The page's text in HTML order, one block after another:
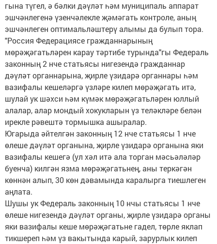
гына түгел, ә бәлки дәүләт һәм муниципаль аппарат
эшчәнлегенә үзенчәлекле җәмәгать контроле, аның
эшчәнлеген оптимальләштерү алымы да булып тора.
"Россия Федерациясе гражданнарының
мөрәҗәгатьләрен карау тәртибе турында"гы Федераль
законның 2 нче статьясы нигезендә гражданнар
дәүләт органнарына, җирле үзидарә органнары һәм
вазифалы кешеләргә үзләре килеп мөрәҗәгать итә,
шулай ук шәхси һәм күмәк мөрәҗәгатьләрен юллый
алалар, алар мондый хокукларын үз теләкләре белән
ирекле рәвештә тормышка ашыралар.
Югарыда әйтелгән законның 12 нче статьясы 1 нче
өлеше дәүләт органына, җирле үзидарә органына яки
вазифалы кешегә (ул хәл итә ала торган мәсьәләләр
буенча) килгән язма мөрәҗәгатьнең, аны теркәгән
көннән алып, 30 көн дәвамында каралырга тиешлеген
аңлата.
Шушы ук Федераль законның 10 нчы статьясы 1 нче
өлеше нигезендә дәүләт органы, җирле үзидарә органы
яки вазифалы кеше мөрәҗәгатьне гадел, төрле яклап
тикшереп һәм үз вакытында карый, зарурлык килеп